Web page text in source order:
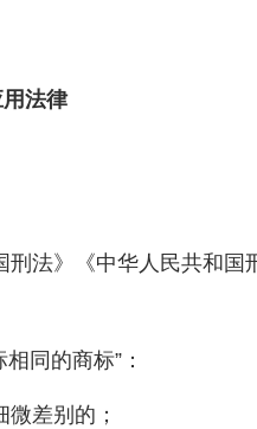
法律
法》《中华人民共和国
同的商标”：
差别的；